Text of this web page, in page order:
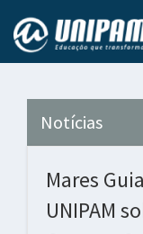
Notícias
Mares
UNIPAM